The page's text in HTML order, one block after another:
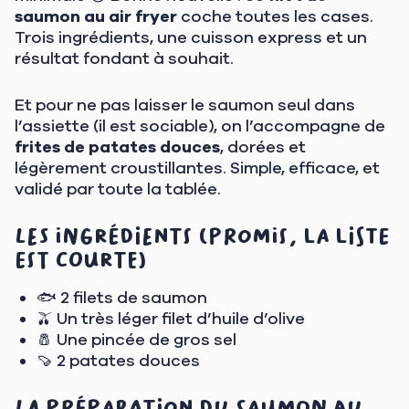
saumon au air fryer coche toutes les cases.
Trois ingrédients, une cuisson express et un
résultat fondant à souhait.
Et pour ne pas laisser le saumon seul dans
l’assiette (il est sociable), on l’accompagne de
frites de patates douces, dorées et
légèrement croustillantes. Simple, efficace, et
validé par toute la tablée.
Les ingrédients (promis, la liste
est courte)
🐟 2 filets de saumon
🫒 Un très léger filet d’huile d’olive
🧂 Une pincée de gros sel
🍠 2 patates douces